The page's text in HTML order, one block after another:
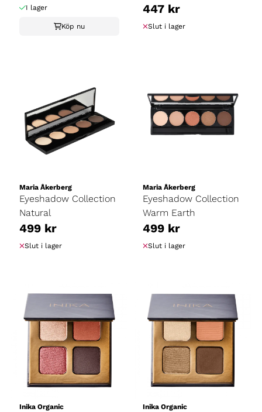
I lager
Köp nu
447 kr
Slut i lager
Maria Åkerberg
Eyeshadow Collection
Natural
499 kr
Slut i lager
Maria Åkerberg
Eyeshadow Collection
Warm Earth
499 kr
Slut i lager
Inika Organic Inika Organic